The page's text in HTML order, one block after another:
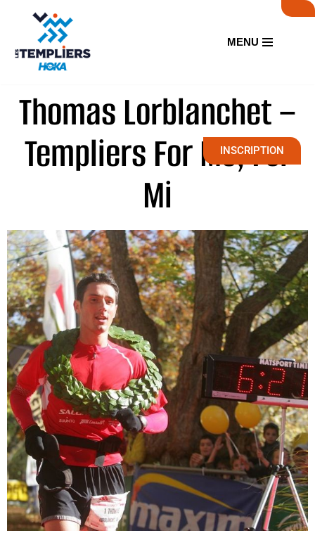
au
contenu
MENU
INSCRIPTION
Thomas Lorblanchet –
Templiers For Me, For
Mi